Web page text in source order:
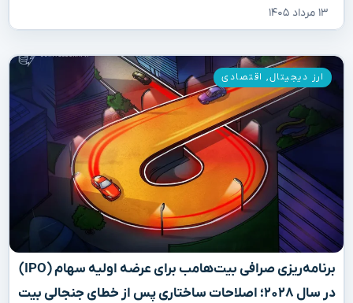
۱۳ مرداد ۱۴۰۵
برنامه‌ریزی صرافی بیت‌هامب برای عرضه اولیه سهام (IPO)
در سال ۲۰۲۸؛ اصلاحات ساختاری پس از خطای جنجالی بیت
ارز دیجیتال, اقتصادی